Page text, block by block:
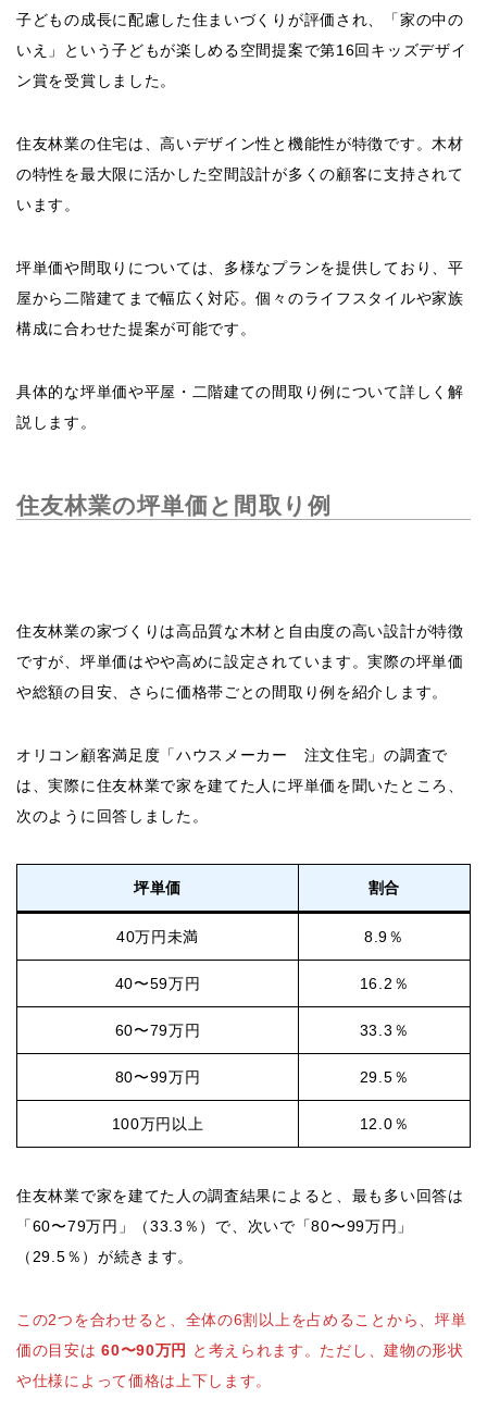
子どもの成長に配慮した住まいづくりが評価され、「家の中の
いえ」という子どもが楽しめる空間提案で第16回キッズデザイ
ン賞を受賞しました。
住友林業の住宅は、高いデザイン性と機能性が特徴です。木材
の特性を最大限に活かした空間設計が多くの顧客に支持されて
います。
坪単価や間取りについては、多様なプランを提供しており、平
屋から二階建てまで幅広く対応。個々のライフスタイルや家族
構成に合わせた提案が可能です。
具体的な坪単価や平屋・二階建ての間取り例について詳しく解
説します。
住友林業の坪単価と間取り例
住友林業の家づくりは高品質な木材と自由度の高い設計が特徴
ですが、坪単価はやや高めに設定されています。実際の坪単価
や総額の目安、さらに価格帯ごとの間取り例を紹介します。
オリコン顧客満足度「ハウスメーカー 注文住宅」の調査で
は、実際に住友林業で家を建てた人に坪単価を聞いたところ、
次のように回答しました。
坪単価 割合
40万円未満 8.9％
40〜59万円 16.2％
60〜79万円 33.3％
80〜99万円 29.5％
100万円以上 12.0％
住友林業で家を建てた人の調査結果によると、最も多い回答は
「60〜79万円」（33.3％）で、次いで「80〜99万円」
（29.5％）が続きます。
この2つを合わせると、全体の6割以上を占めることから、坪単
価の目安は60〜90万円
と考えられます。ただし、建物の形状
や仕様によって価格は上下します。